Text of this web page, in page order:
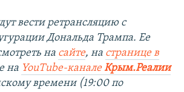
вести ретрансляцию с
Дональда Трампа. Ее
на сайте, на странице в
на YouTube-каналеКрым.Реалии
времени (19:00 по